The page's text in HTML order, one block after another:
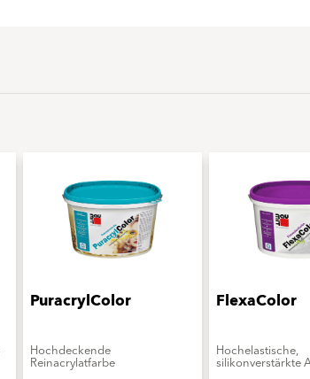
PuracrylColor
Hochdeckende
Reinacrylatfarbe
FlexaColor
Hochelastische,
silikonverstärkte